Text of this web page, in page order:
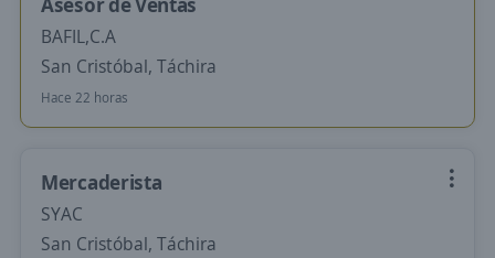
BAFIL,C.A
San Cristóbal, Táchira
Hace 22 horas
Mercaderista
SYAC
San Cristóbal, Táchira